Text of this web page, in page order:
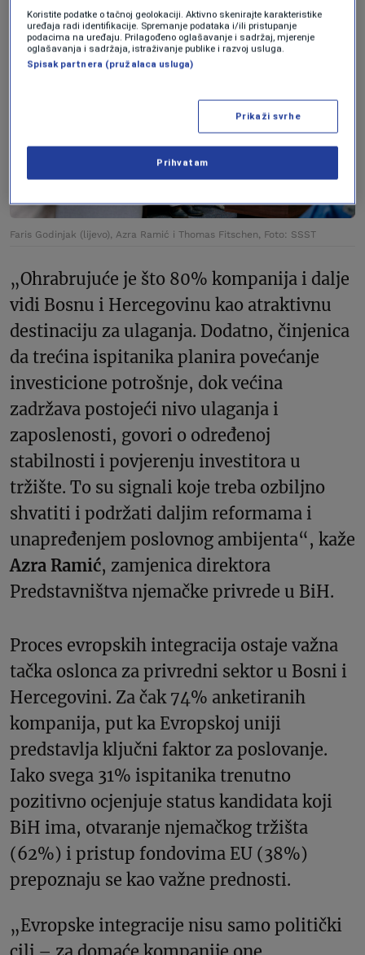
Faris Godinjak (lijevo), Azra Ramić i Thomas Fitschen, Foto: SSST
„Ohrabrujuće je što 80% kompanija i dalje
vidi Bosnu i Hercegovinu kao atraktivnu
destinaciju za ulaganja. Dodatno, činjenica
da trećina ispitanika planira povećanje
investicione potrošnje, dok većina
zadržava postojeći nivo ulaganja i
zaposlenosti, govori o određenoj
stabilnosti i povjerenju investitora u
tržište. To su signali koje treba ozbiljno
shvatiti i podržati daljim reformama i
unapređenjem poslovnog ambijenta“, kaže
Azra Ramić, zamjenica direktora
Predstavništva njemačke privrede u BiH.
Proces evropskih integracija ostaje važna
tačka oslonca za privredni sektor u Bosni i
Hercegovini. Za čak 74% anketiranih
kompanija, put ka Evropskoj uniji
predstavlja ključni faktor za poslovanje.
Iako svega 31% ispitanika trenutno
pozitivno ocjenjuje status kandidata koji
BiH ima, otvaranje njemačkog tržišta
(62%) i pristup fondovima EU (38%)
prepoznaju se kao važne prednosti.
„Evropske integracije nisu samo politički
Koristite podatke o tačnoj geolokaciji. Aktivno skenirajte karakteristike
uređaja radi identifikacije. Spremanje podataka i/ili pristupanje
podacima na uređaju. Prilagođeno oglašavanje i sadržaj, mjerenje
oglašavanja i sadržaja, istraživanje publike i razvoj usluga.
Spisak partnera (pružalaca usluga)
Prikaži svrhe
Prihvatam